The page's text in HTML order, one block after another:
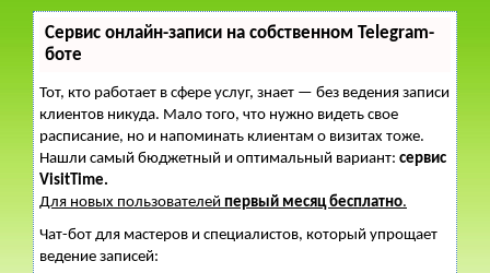
Сервис онлайн-записи на собственном Telegram-
боте
Тот, кто работает в сфере услуг, знает — без ведения записи
клиентов никуда. Мало того, что нужно видеть свое
расписание, но и напоминать клиентам о визитах тоже.
Нашли самый бюджетный и оптимальный вариант: сервис
VisitTime.
Для новых пользователей первый месяц бесплатно.
Чат-бот для мастеров и специалистов, который упрощает
ведение записей: